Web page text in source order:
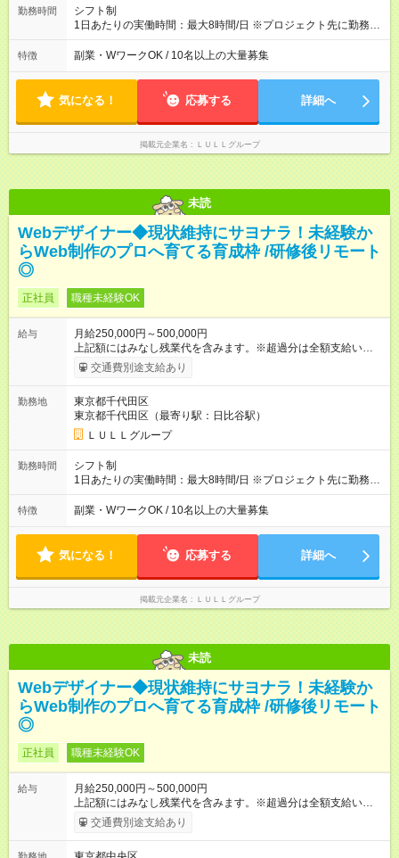
績賞与あり ◤スキルアップも、収入アップも。◢ 入社後の成長
や頑張りは、しっかり給与で還元しています。 実際にほぼ全員
上アップした社員も。 エンジニアへの還元率は業界高水準の
87％。 スキルを磨いた分だけ、収入アップも目指せる環境で
す！ 【試用期間】試用期間あり 試用期間の長さ：6ヶ月 ※ 雇用
形態と給与に、本採用時と異なる部分があります。 雇用形態：
中途採用（契約社員） 給与：月給 230,000円以上 上記額にはみ
なし残業代を含みます。※超過分は全額支給いたします。 みな
別途支給いたします ※研修期間中（最大12ヶ月間）も、試用期
勤務時間
シフト制
1日あたりの実働時間：最大8時間/日 ※プロジェクト先に勤務時
間は異なります 【シフト例】 ・10時00分～19時00分 ・9時00
分～18時00分 平均残業時間：月10時間以内
特徴 副業・WワークOK / 10名以上の大量募集
気になる！ 応募する 詳細へ
掲載元企業名 ＬＵＬＬグループ
未読
Webデザイナー◆現状維持にサヨナラ！未経験か
らWeb制作のプロへ育てる育成枠 /研修後リモート
◎
正社員 職種未経験OK
給与
月給250,000円～500,000円
上記額にはみなし残業代を含みます。※超過分は全額支給いたし
ます。 みなし残業代 21,675円／月 みなし残業時間 12時間／月 -
------------------------------------------------------- ≪経験者の方は以下と
万円～＋業績賞与＋交通費＋各種手当 ※固定残業代（30時間/6
万6，610円分）を含む。超過分は追加支給いたします 能力やス
キルを考慮し初任給を決定。経験者の方は前給考慮も可能で
す！ ◎昇給年1回（研修終了後） ◎賞与年2回（2月・8月）＋業
績賞与あり ◤スキルアップも、収入アップも。◢ 入社後の成長
や頑張りは、しっかり給与で還元しています。 実際にほぼ全員
上アップした社員も。 エンジニアへの還元率は業界高水準の
87％。 スキルを磨いた分だけ、収入アップも目指せる環境で
す！ 【試用期間】試用期間あり 試用期間の長さ：6ヶ月 ※ 雇用
形態と給与に、本採用時と異なる部分があります。 雇用形態：
中途採用（契約社員） 給与：月給 230,000円以上 上記額にはみ
なし残業代を含みます。※超過分は全額支給いたします。 みな
別途支給いたします ※研修期間中（最大12ヶ月間）も、試用期
交通費別途支給あり
勤務地
東京都千代田区
東京都千代田区（最寄り駅：日比谷駅）
ＬＵＬＬグループ
勤務時間
シフト制
1日あたりの実働時間：最大8時間/日 ※プロジェクト先に勤務時
間は異なります 【シフト例】 ・10時00分～19時00分 ・9時00
分～18時00分 平均残業時間：月10時間以内
特徴 副業・WワークOK / 10名以上の大量募集
気になる！ 応募する 詳細へ
掲載元企業名 ＬＵＬＬグループ
未読
Webデザイナー◆現状維持にサヨナラ！未経験か
らWeb制作のプロへ育てる育成枠 /研修後リモート
◎
正社員 職種未経験OK
給与
月給250,000円～500,000円
上記額にはみなし残業代を含みます。※超過分は全額支給いたし
ます。 みなし残業代 21,675円／月 みなし残業時間 12時間／月 -
------------------------------------------------------- ≪経験者の方は以下と
交通費別途支給あり